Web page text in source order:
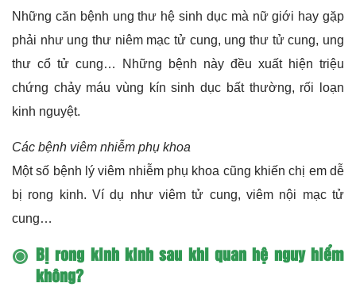
Những căn bệnh ung thư hệ sinh dục mà nữ giới hay gặp
phải như ung thư niêm mạc tử cung, ung thư tử cung, ung
thư cổ tử cung… Những bệnh này đều xuất hiện triệu
chứng chảy máu vùng kín sinh dục bất thường, rối loạn
kinh nguyệt.
Các bệnh viêm nhiễm phụ khoa
Một số bệnh lý viêm nhiễm phụ khoa cũng khiến chị em dễ
bị rong kinh. Ví dụ như viêm tử cung, viêm nội mạc tử
cung…
Bị rong kinh kinh sau khi quan hệ nguy hiểm
không?